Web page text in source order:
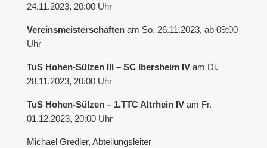
24.11.2023, 20:00 Uhr
Vereinsmeisterschaften am So. 26.11.2023, ab 09:00
Uhr
TuS Hohen-Sülzen III – SC Ibersheim IV am Di.
28.11.2023, 20:00 Uhr
TuS Hohen-Sülzen – 1.TTC Altrhein IV am Fr.
01.12.2023, 20:00 Uhr
Michael Gredler, Abteilungsleiter